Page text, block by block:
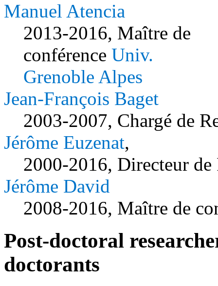
Manuel Atencia
2013-2016, Maître de
conférence Univ.
Grenoble Alpes
Jean-François Baget
2003-2007, Chargé de
Jérôme Euzenat,
2000-2016, Directeur de
Jérôme David
2008-2016, Maître de
Post-doctoral
doctorants